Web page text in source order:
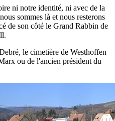
ni notre identité, ni avec de la
sommes là et nous resterons
de son côté le Grand Rabbin de
le cimetière de Westhoffen
ou de l'ancien président du